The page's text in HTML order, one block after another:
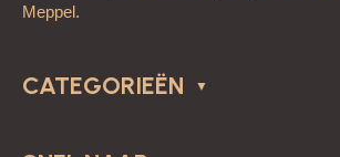
Meppel.
CATEGORIEËN